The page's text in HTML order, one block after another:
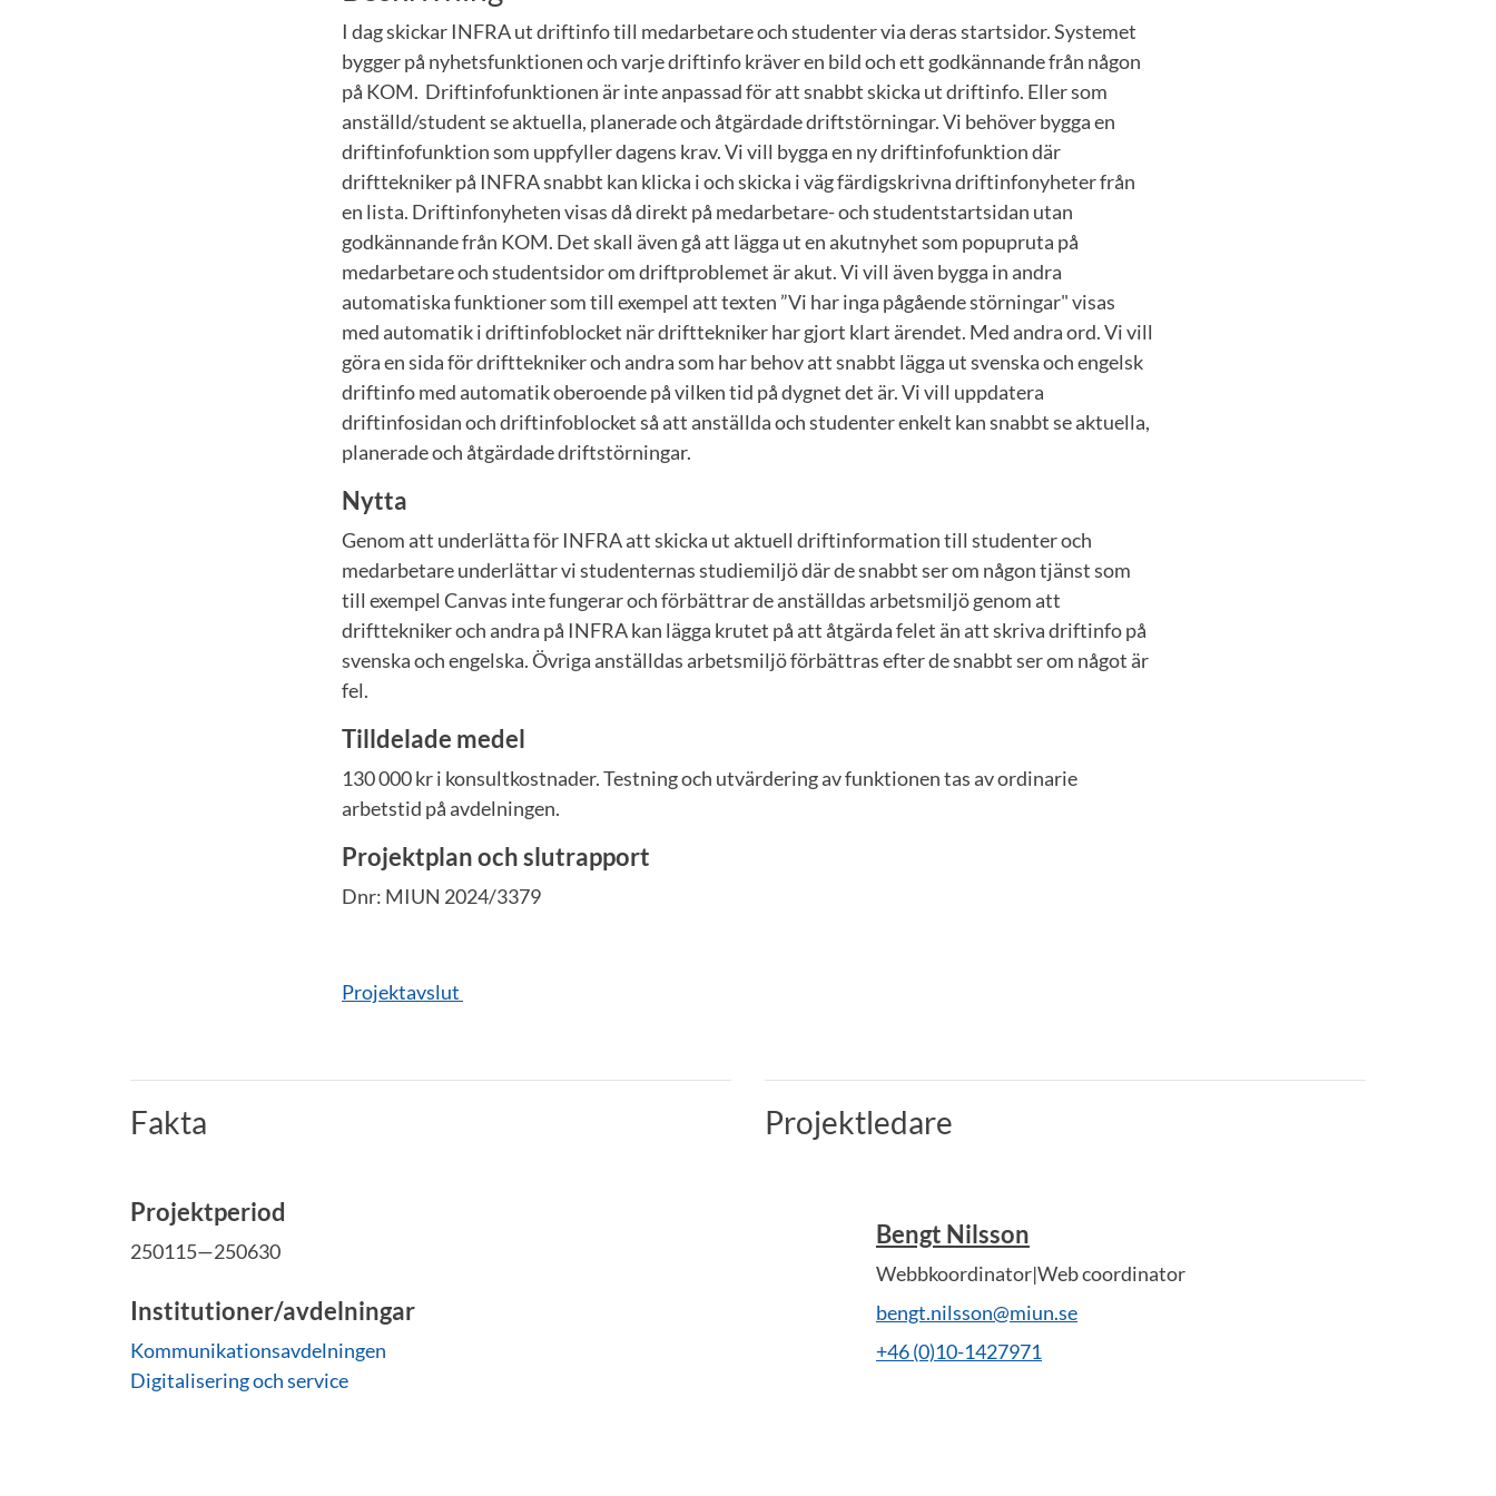
I dag skickar INFRA ut driftinfo till medarbetare och studenter via deras startsidor. Systemet
bygger på nyhetsfunktionen och varje driftinfo kräver en bild och ett godkännande från någon
på KOM. Driftinfofunktionen är inte anpassad för att snabbt skicka ut driftinfo. Eller som
anställd/student se aktuella, planerade och åtgärdade driftstörningar. Vi behöver bygga en
driftinfofunktion som uppfyller dagens krav. Vi vill bygga en ny driftinfofunktion där
drifttekniker på INFRA snabbt kan klicka i och skicka i väg färdigskrivna driftinfonyheter från
en lista. Driftinfonyheten visas då direkt på medarbetare- och studentstartsidan utan
godkännande från KOM. Det skall även gå att lägga ut en akutnyhet som popupruta på
medarbetare och studentsidor om driftproblemet är akut. Vi vill även bygga in andra
automatiska funktioner som till exempel att texten ”Vi har inga pågående störningar" visas
med automatik i driftinfoblocket när drifttekniker har gjort klart ärendet. Med andra ord. Vi vill
göra en sida för drifttekniker och andra som har behov att snabbt lägga ut svenska och engelsk
driftinfo med automatik oberoende på vilken tid på dygnet det är. Vi vill uppdatera
driftinfosidan och driftinfoblocket så att anställda och studenter enkelt kan snabbt se aktuella,
planerade och åtgärdade driftstörningar.
Nytta
Genom att underlätta för INFRA att skicka ut aktuell driftinformation till studenter och
medarbetare underlättar vi studenternas studiemiljö där de snabbt ser om någon tjänst som
till exempel Canvas inte fungerar och förbättrar de anställdas arbetsmiljö genom att
drifttekniker och andra på INFRA kan lägga krutet på att åtgärda felet än att skriva driftinfo på
svenska och engelska. Övriga anställdas arbetsmiljö förbättras efter de snabbt ser om något är
fel.
Tilldelade medel
130 000 kr i konsultkostnader. Testning och utvärdering av funktionen tas av ordinarie
arbetstid på avdelningen.
Projektplan och slutrapport
Dnr: MIUN 2024/3379
Projektavslut
Fakta
Projektperiod
250115—250630
Institutioner/avdelningar
Kommunikationsavdelningen
Digitalisering och service
Projektledare
Bengt Nilsson
Webbkoordinator|Web coordinator
bengt.nilsson@miun.se
+46 (0)10-1427971